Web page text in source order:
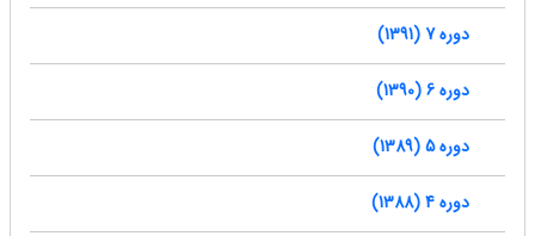
دوره 7 (1391)
دوره 6 (1390)
دوره 5 (1389)
دوره 4 (1388)